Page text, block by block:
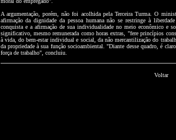
A argumentação, porém, não foi acolhida pela Terceira Turma. O
afirmação da dignidade da pessoa humana não se restringe à
conquista e a afirmação de sua individualidade no meio econômico e
significativo, mesmo remunerada como horas extras, "fere princípios
à vida, do bem-estar individual e social, da não mercantilização do
da propriedade à sua função socioambiental. "Diante desse quadro, é
força de trabalho", concluiu.
Voltar